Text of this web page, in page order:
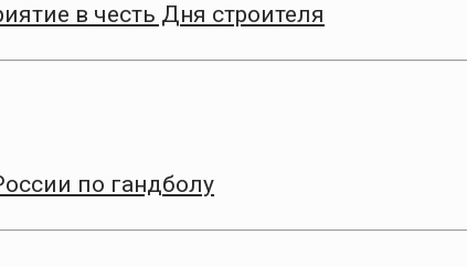
в честь Дня строителя
по гандболу